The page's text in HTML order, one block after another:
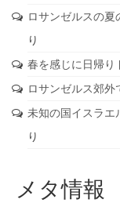
ロサンゼルスの
り
春を感じに日帰り
ロサンゼルス郊外
未知の国イスラ
り
メタ情報